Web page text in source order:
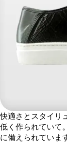
快適さとスタイリ
低く作られていて
に備えられていま